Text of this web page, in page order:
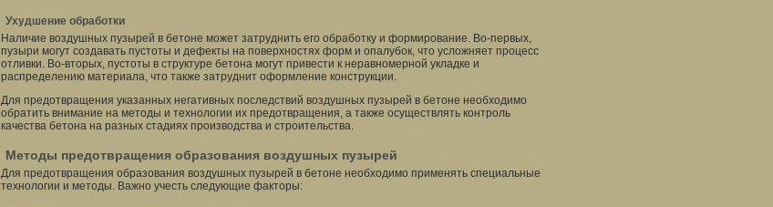
Ухудшение обработки
Наличие воздушных пузырей в бетоне может затруднить его обработку и формирование. Во-первых,
пузыри могут создавать пустоты и дефекты на поверхностях форм и опалубок, что усложняет процесс
отливки. Во-вторых, пустоты в структуре бетона могут привести к неравномерной укладке и
распределению материала, что также затруднит оформление конструкции.
Для предотвращения указанных негативных последствий воздушных пузырей в бетоне необходимо
обратить внимание на методы и технологии их предотвращения, а также осуществлять контроль
качества бетона на разных стадиях производства и строительства.
Методы предотвращения образования воздушных пузырей
Для предотвращения образования воздушных пузырей в бетоне необходимо применять специальные
технологии и методы. Важно учесть следующие факторы: